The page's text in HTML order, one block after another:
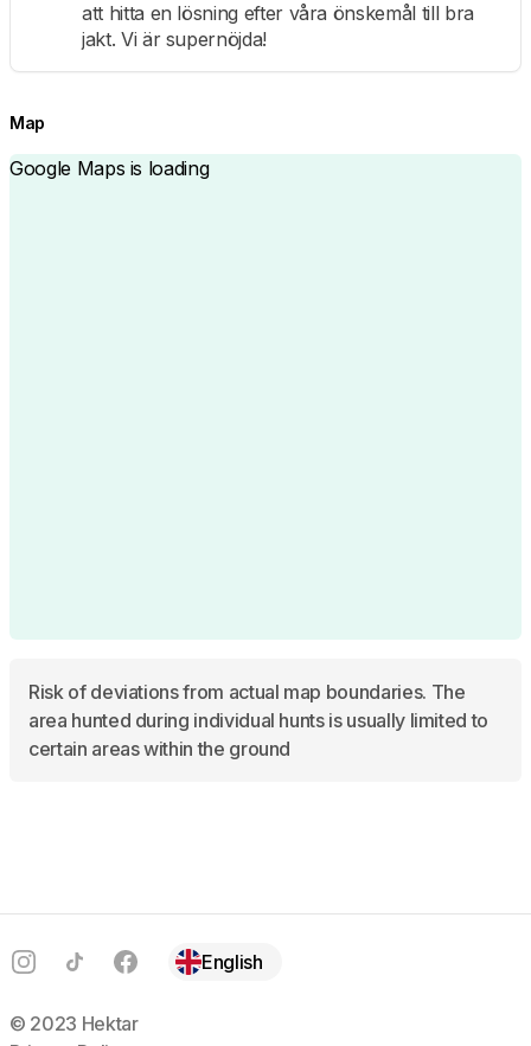
att hitta en lösning efter våra önskemål till bra
jakt. Vi är supernöjda!
Map
Google Maps is loading
Risk of deviations from actual map boundaries. The
area hunted during individual hunts is usually limited to
certain areas within the ground
InstagramTikTokFacebook English
© 2023 Hektar